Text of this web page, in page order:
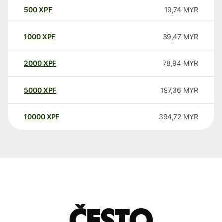
500XPF 19,74 MYR
1000XPF 39,47 MYR
2000XPF 78,94 MYR
5000XPF 197,36 MYR
10000 XPF 394,72 MYR